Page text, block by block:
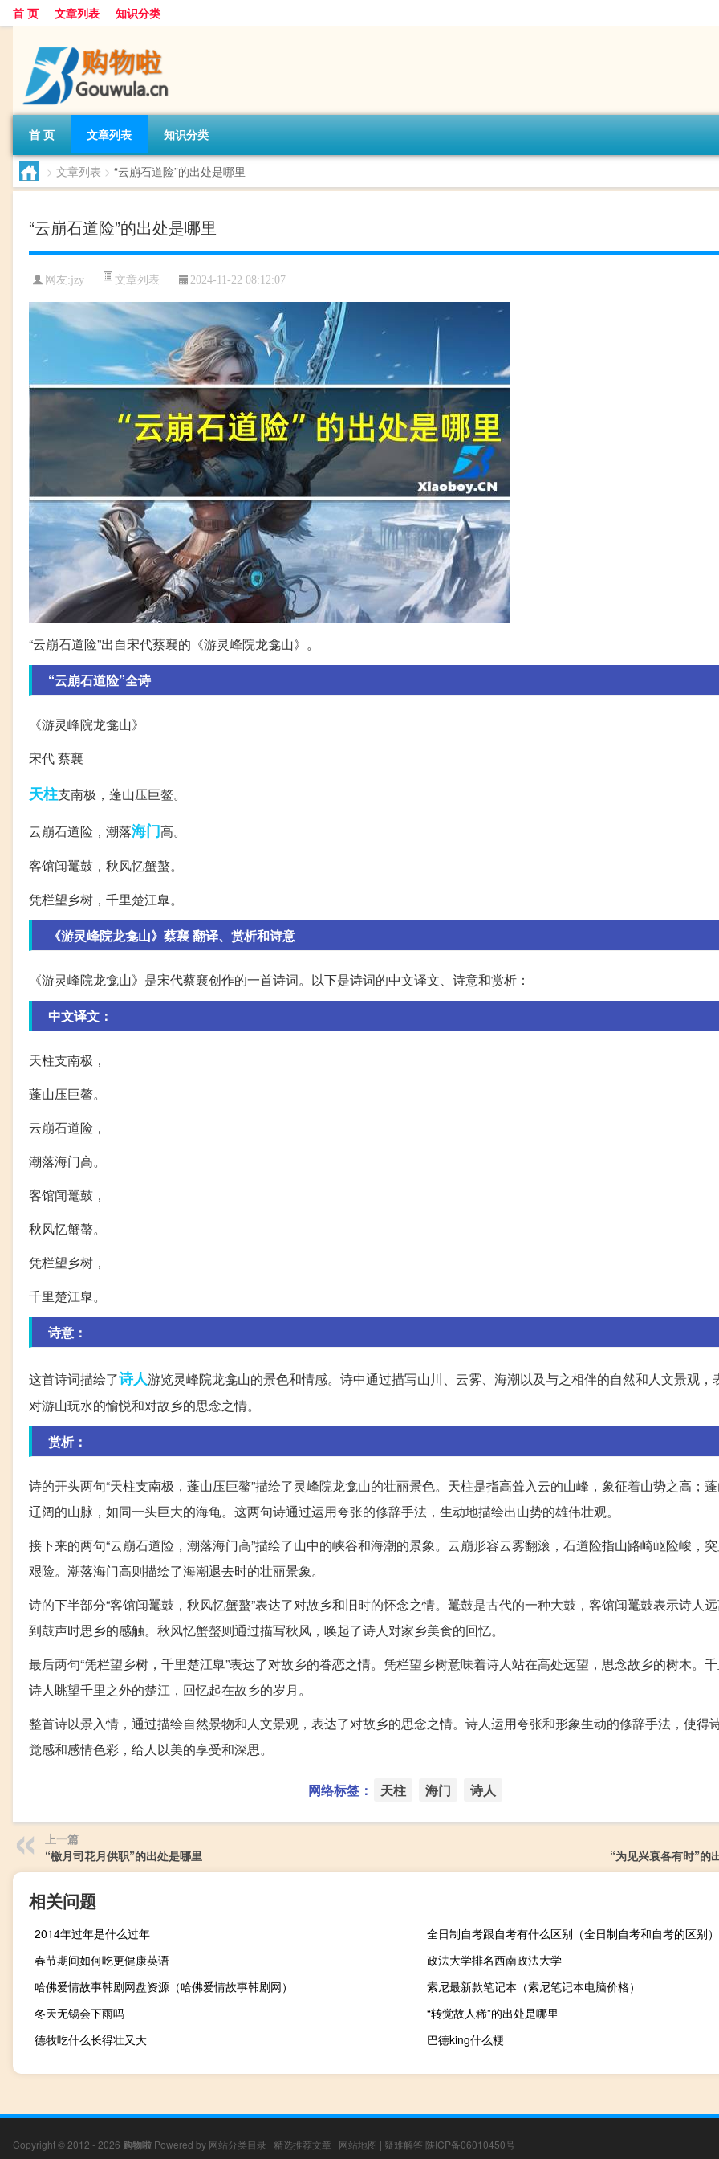
首 页 文章列表 知识分类
首 页 文章列表 知识分类
> 文章列表 > “云崩石道险”的出处是哪里
“云崩石道险”的出处是哪里
网友:jzy 文章列表 2024-11-22 08:12:07
“云崩石道险”出自宋代蔡襄的《游灵峰院龙龛山》。
“云崩石道险”全诗
《游灵峰院龙龛山》
宋代 蔡襄
天柱支南极，蓬山压巨鳌。
云崩石道险，潮落海门高。
客馆闻鼍鼓，秋风忆蟹螯。
凭栏望乡树，千里楚江臯。
《游灵峰院龙龛山》蔡襄 翻译、赏析和诗意
《游灵峰院龙龛山》是宋代蔡襄创作的一首诗词。以下是诗词的中文译文、诗意和赏析：
中文译文：
天柱支南极，
蓬山压巨鳌。
云崩石道险，
潮落海门高。
客馆闻鼍鼓，
秋风忆蟹螯。
凭栏望乡树，
千里楚江臯。
诗意：
这首诗词描绘了诗人游览灵峰院龙龛山的景色和情感。诗中通过描写山川、云雾、海潮以及与之相伴的自然和人文景观，
对游山玩水的愉悦和对故乡的思念之情。
赏析：
诗的开头两句“天柱支南极，蓬山压巨鳌”描绘了灵峰院龙龛山的壮丽景色。天柱是指高耸入云的山峰，象征着山势之高；
辽阔的山脉，如同一头巨大的海龟。这两句诗通过运用夸张的修辞手法，生动地描绘出山势的雄伟壮观。
接下来的两句“云崩石道险，潮落海门高”描绘了山中的峡谷和海潮的景象。云崩形容云雾翻滚，石道险指山路崎岖险峻，
艰险。潮落海门高则描绘了海潮退去时的壮丽景象。
诗的下半部分“客馆闻鼍鼓，秋风忆蟹螯”表达了对故乡和旧时的怀念之情。鼍鼓是古代的一种大鼓，客馆闻鼍鼓表示诗人
到鼓声时思乡的感触。秋风忆蟹螯则通过描写秋风，唤起了诗人对家乡美食的回忆。
最后两句“凭栏望乡树，千里楚江臯”表达了对故乡的眷恋之情。凭栏望乡树意味着诗人站在高处远望，思念故乡的树木。
诗人眺望千里之外的楚江，回忆起在故乡的岁月。
整首诗以景入情，通过描绘自然景物和人文景观，表达了对故乡的思念之情。诗人运用夸张和形象生动的修辞手法，使得
觉感和感情色彩，给人以美的享受和深思。
网络标签： 天柱 海门 诗人
上一篇
“檄月司花月供职”的出处是哪里
“为见兴衰各有时”的
相关问题
2014年过年是什么过年
全日制自考跟自考有什么区别（全日制自考和自考的区别）
春节期间如何吃更健康英语
政法大学排名西南政法大学
哈佛爱情故事韩剧网盘资源（哈佛爱情故事韩剧网）
索尼最新款笔记本（索尼笔记本电脑价格）
冬天无锡会下雨吗
“转觉故人稀”的出处是哪里
德牧吃什么长得壮又大
巴德king什么梗
Copyright © 2012 - 2026 购物啦 Powered by 网站分类目录 | 精选推荐文章 | 网站地图 | 疑难解答 陕ICP备06010450号